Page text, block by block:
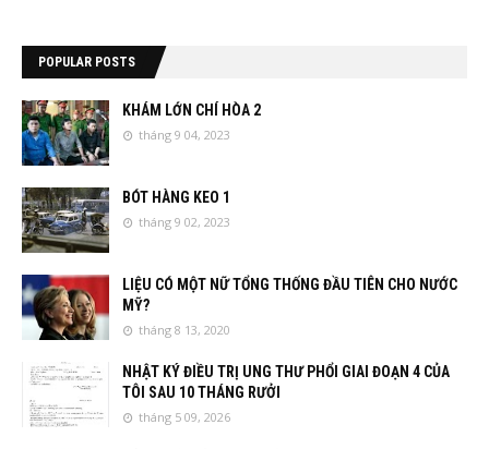
POPULAR POSTS
KHÁM LỚN CHÍ HÒA 2
tháng 9 04, 2023
BÓT HÀNG KEO 1
tháng 9 02, 2023
LIỆU CÓ MỘT NỮ TỔNG THỐNG ĐẦU TIÊN CHO NƯỚC
MỸ?
tháng 8 13, 2020
NHẬT KÝ ĐIỀU TRỊ UNG THƯ PHỔI GIAI ĐOẠN 4 CỦA
TÔI SAU 10 THÁNG RƯỞI
tháng 5 09, 2026